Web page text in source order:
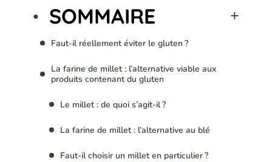
SOMMAIRE
Faut-il réellement éviter le gluten ?
La farine de millet : l’alternative viable aux
produits contenant du gluten
Le millet : de quoi s’agit-il ?
La farine de millet : l’alternative au blé
Faut-il choisir un millet en particulier ?